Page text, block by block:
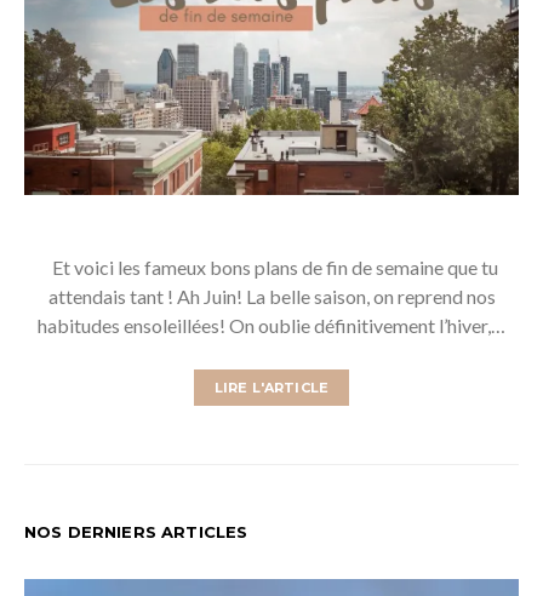
Et voici les fameux bons plans de fin de semaine que tu
attendais tant ! Ah Juin! La belle saison, on reprend nos
habitudes ensoleillées! On oublie définitivement l’hiver,…
LIRE L'ARTICLE
NOS DERNIERS ARTICLES